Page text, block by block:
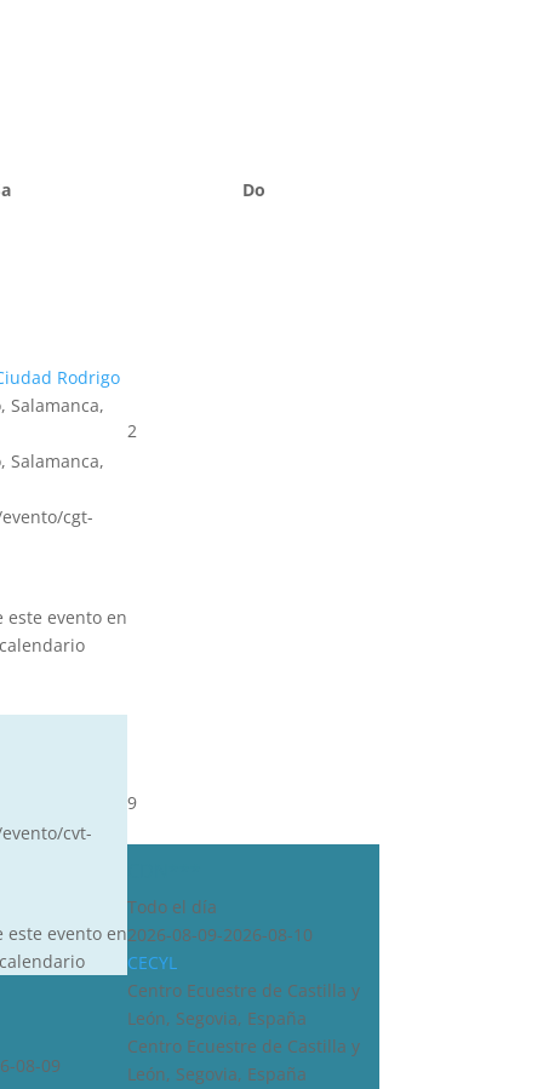
Do
Rodrigo
Salamanca,
Salamanca,
cgt-
este evento en
2
cvt-
este evento en
08-09
9
Todo el día
2026-08-09-2026-08-10
CECYL
Centro Ecuestre de Castilla y
León, Segovia, España
Centro Ecuestre de Castilla y
León, Segovia, España